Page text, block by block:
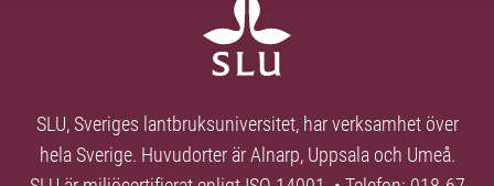
SLU, Sveriges lantbruksuniversitet, har verksamhet över
hela Sverige. Huvudorter är Alnarp, Uppsala och Umeå.